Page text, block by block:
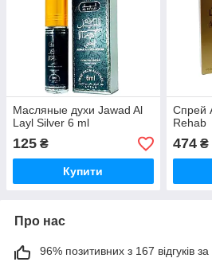
Масляные духи Jawad Al
Layl Silver 6 ml
125 ₴
Купити
Спрей
Rehab
474₴
Про нас
96% позитивних з 167 відгуків за